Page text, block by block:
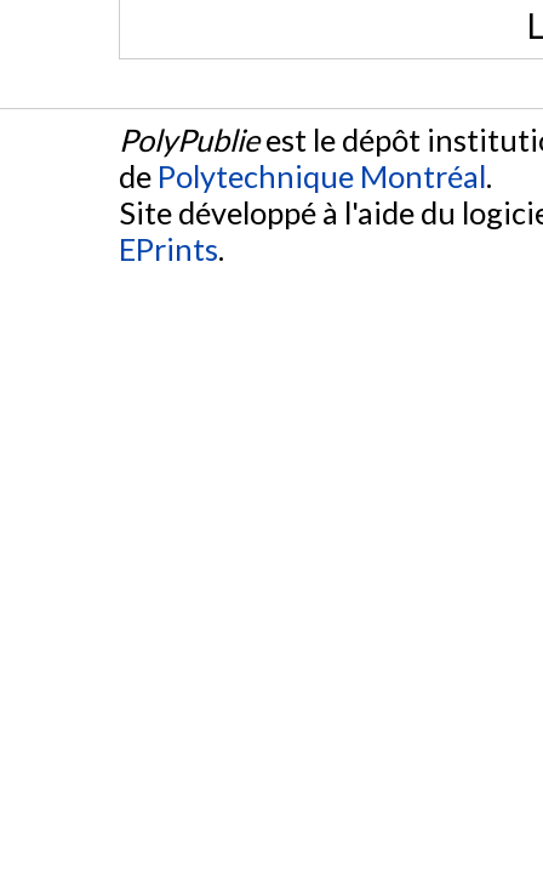
PolyPublieest le dépôt
de Polytechnique Montréal.
Site développé à l'aide du
EPrints.